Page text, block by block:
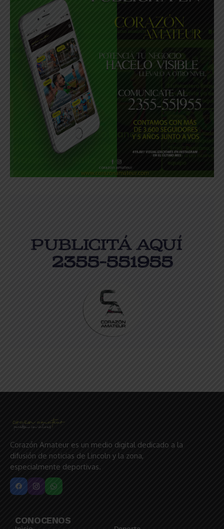
Corazón Amateur es un medio digital dedicado a la
difusión de noticias de Lincoln y la zona,
especialmente deportivas.
CONOCENOS